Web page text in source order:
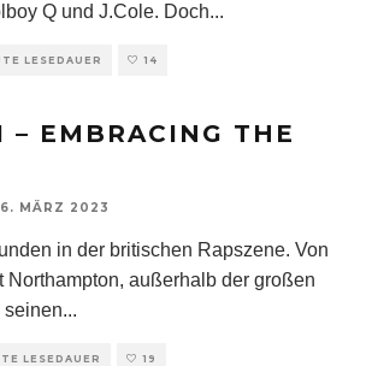
Q und J.Cole. Doch...
LESEDAUER 14
– EMBRACING THE
6. MÄRZ 2023
in der britischen Rapszene. Von
Northampton, außerhalb der großen
seinen...
LESEDAUER 19